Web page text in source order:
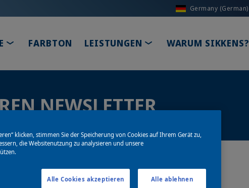
Germany (German)
TOGGLE DROPDOWN
FARBTON LEISTUNGEN TOGGLE DROPDOWN
WARUM SIKKENS?
NEWSLETTER
klicken, stimmen Sie der Speicherung von Cookies auf Ihrem Gerät zu,
die Websitenutzung zu analysieren und unsere
Alle ablehnen
Alle Cookies akzeptieren